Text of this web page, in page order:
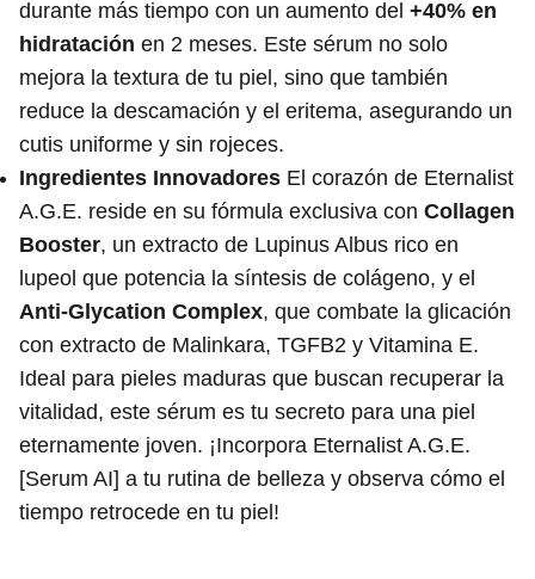
durante más tiempo con un aumento del +40% en
hidratación en 2 meses. Este sérum no solo
mejora la textura de tu piel, sino que también
reduce la descamación y el eritema, asegurando un
cutis uniforme y sin rojeces.
Ingredientes Innovadores El corazón de Eternalist
A.G.E. reside en su fórmula exclusiva con Collagen
Booster, un extracto de Lupinus Albus rico en
lupeol que potencia la síntesis de colágeno, y el
Anti-Glycation Complex, que combate la glicación
con extracto de Malinkara, TGFB2 y Vitamina E.
Ideal para pieles maduras que buscan recuperar la
vitalidad, este sérum es tu secreto para una piel
eternamente joven. ¡Incorpora Eternalist A.G.E.
[Serum AI] a tu rutina de belleza y observa cómo el
tiempo retrocede en tu piel!